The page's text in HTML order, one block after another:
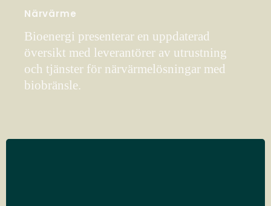
Närvärme
Bioenergi presenterar en uppdaterad
översikt med leverantörer av utrustning
och tjänster för närvärmelösningar med
biobränsle.